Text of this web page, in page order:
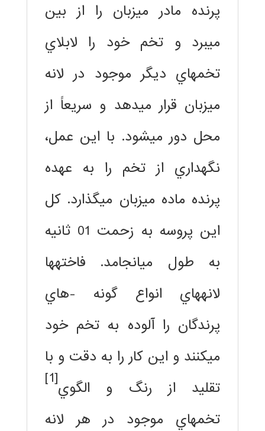
پرنده مادر ميزبان را از بين
ميبرد و تخم خود را لابلاي
تخمهاي ديگر موجود در لانه
ميزبان قرار ميدهد و سريعاً از
محل دور ميشود. با اين عمل،
نگهداري از تخم را به عهده
پرنده ماده ميزبان ميگذارد. كل
اين پروسه به زحمت 01 ثانيه
به طول ميانجامد. فاختهها
لانههاي انواع گونه -هاي
پرندگان را آلوده به تخم خود
ميكنند و اين كار را به دقت و با
تقليد از رنگ و الگوي[1]
تخمهاي موجود در هر لانه